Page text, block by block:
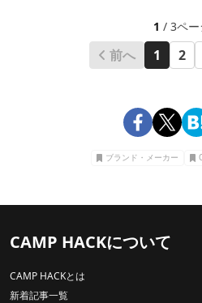
1 / 3ペー
前へ 1 2
ブランド・メーカー
CAMP HACKについて
CAMP HACKとは
新着記事一覧